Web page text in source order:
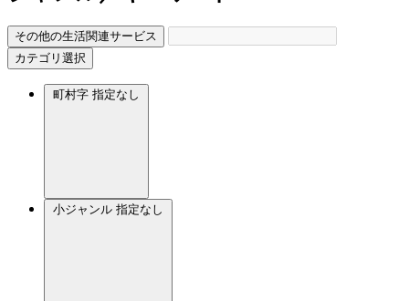
その他の生活関連サービス
カテゴリ選択
町村字 指定なし
小ジャンル 指定なし